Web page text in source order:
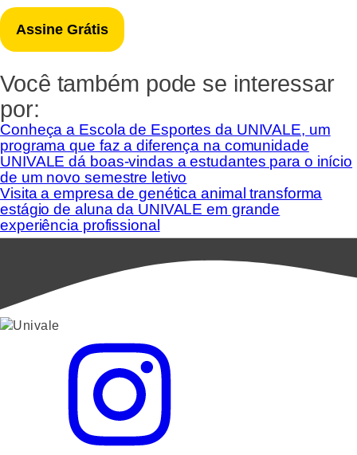
Você também pode se interessar
por:
Conheça a Escola de Esportes da UNIVALE, um
programa que faz a diferença na comunidade
UNIVALE dá boas-vindas a estudantes para o início
de um novo semestre letivo
Visita a empresa de genética animal transforma
estágio de aluna da UNIVALE em grande
experiência profissional